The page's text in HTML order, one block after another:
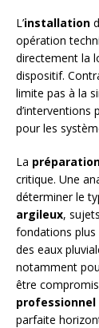
L’installation
opération
directement la
dispositif.
limite pas à la
pour les
La
critique. Une
déterminer le
argileux,
fondations plus
des eaux
notamment
être
professionnel
parfaite